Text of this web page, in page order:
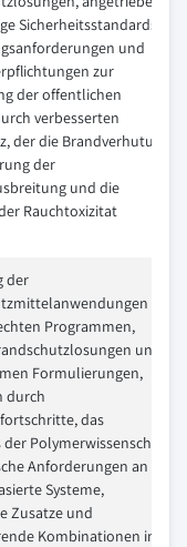
Sicherheitsstandards,
und
zur
der offentlichen
verbesserten
der die Brandverhutung,
der
und die
Rauchtoxizitat
der
in
Programmen,
und
Formulierungen,
durch
das
Polymerwissenschaft
Anforderungen an
Systeme,
Zusatze und
Kombinationen in der